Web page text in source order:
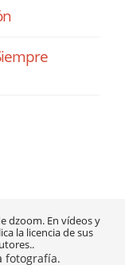
dzoom. En vídeos y
la licencia de sus
fotografía.